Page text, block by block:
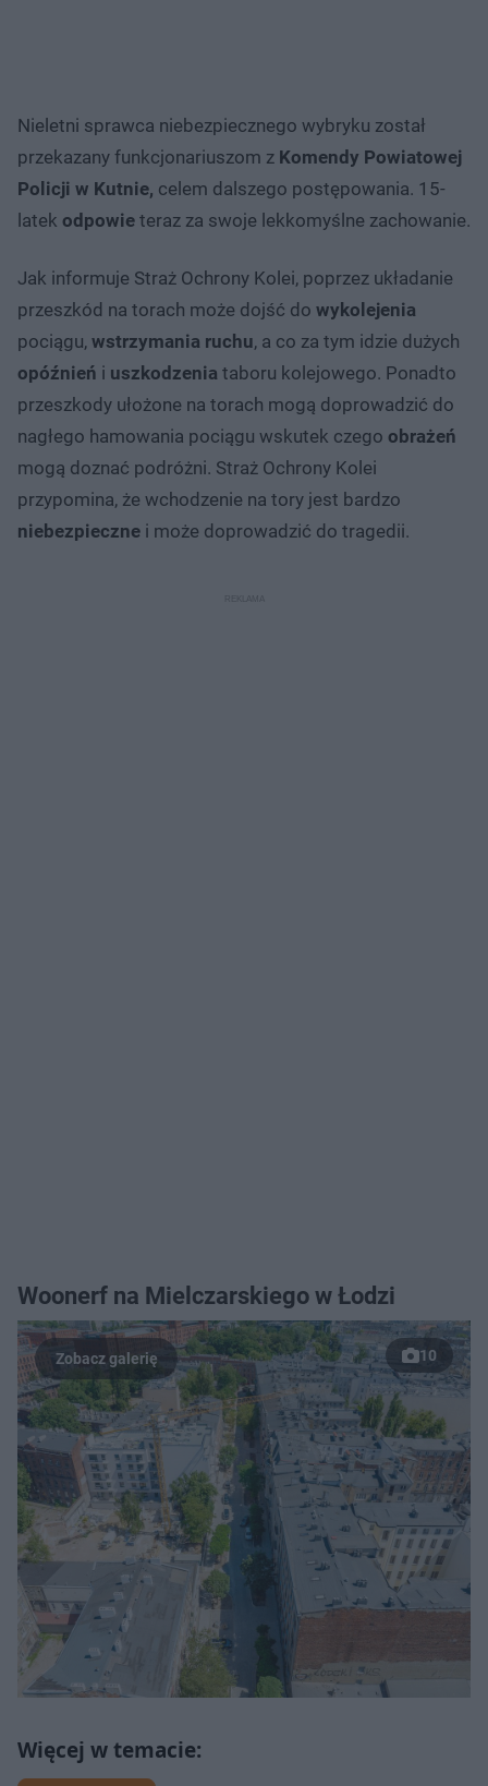
Nieletni sprawca niebezpiecznego wybryku został
przekazany funkcjonariuszom z Komendy Powiatowej
Policji w Kutnie, celem dalszego postępowania. 15-
latek odpowie teraz za swoje lekkomyślne zachowanie.
Jak informuje Straż Ochrony Kolei, poprzez układanie
przeszkód na torach może dojść do wykolejenia
pociągu, wstrzymania ruchu, a co za tym idzie dużych
opóźnień i uszkodzenia taboru kolejowego. Ponadto
przeszkody ułożone na torach mogą doprowadzić do
nagłego hamowania pociągu wskutek czego obrażeń
mogą doznać podróżni. Straż Ochrony Kolei
przypomina, że wchodzenie na tory jest bardzo
niebezpieczne i może doprowadzić do tragedii.
Woonerf na Mielczarskiego w Łodzi
10